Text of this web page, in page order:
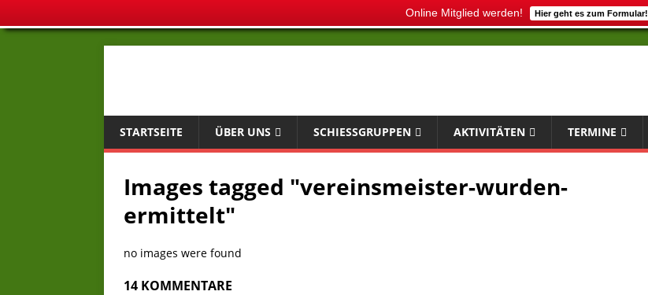
Online Mitglied werden! Hier geht es zum Formular!
STARTSEITE ÜBER UNS SCHIESSGRUPPEN AKTIVITÄTEN TERMINE
Images tagged "vereinsmeister-wurden-
ermittelt"
no images were found
14 KOMMENTARE